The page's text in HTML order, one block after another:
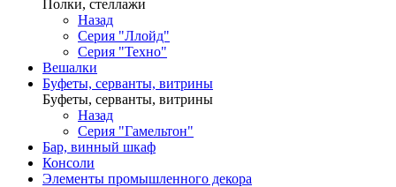
Полки, стеллажи
Назад
Серия "Ллойд"
Серия "Техно"
Вешалки
Буфеты, серванты, витрины
Буфеты, серванты, витрины
Назад
Серия "Гамельтон"
Бар, винный шкаф
Консоли
Элементы промышленного декора